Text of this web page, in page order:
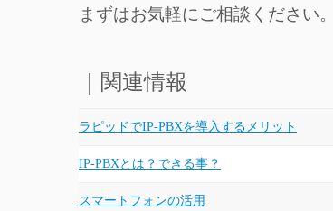
まずはお気軽にご相談ください。
｜関連情報
ラピッドでIP-PBXを導入するメリット
IP-PBXとは？できる事？
スマートフォンの活用